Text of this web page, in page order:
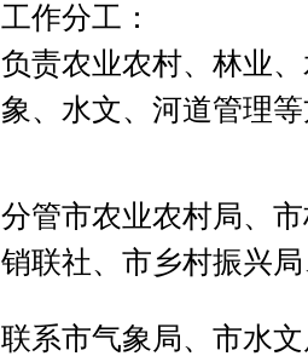
工作分工：
负责农业农村、林业
象、水文、河道管理
分管市农业农村局、
销联社、市乡村振兴
联系市气象局、市水